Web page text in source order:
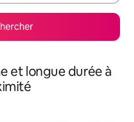
et longue durée à